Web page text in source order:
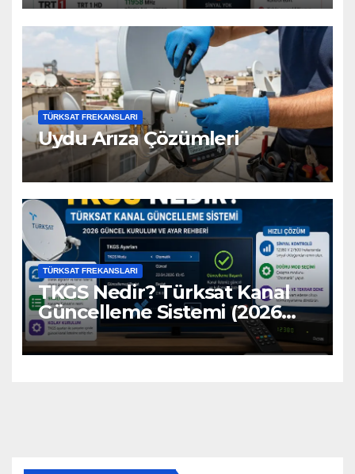
TÜRKSAT FREKANSLARI
Uydu Arıza Çözümleri
TÜRKSAT FREKANSLARI
TKGS Nedir? Türksat Kanal
Güncelleme Sistemi (2026
Ayarları)